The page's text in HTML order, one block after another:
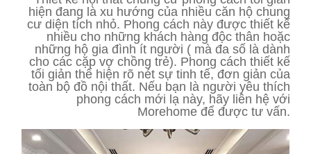
hiện đang là xu hướng của nhiều căn hộ chung
cư diện tích nhỏ. Phong cách này được thiết kế
nhiều cho những khách hàng độc thân hoặc
những hộ gia đình ít người ( mà đa số là dành
cho các cặp vợ chồng trẻ). Phong cách thiết kế
tối giản thể hiện rõ nét sự tinh tế, đơn giản của
toàn bộ đồ nội thất. Nếu bạn là người yêu thích
phong cách mới lạ này, hãy liên hệ với
Morehome để được tư vấn.